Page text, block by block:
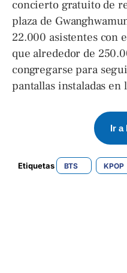
concierto gratuito de
plaza de
22.000 asistentes con
que alrededor de
congregarse para
pantallas instaladas en
Ir a
Etiquetas BTS KPOP